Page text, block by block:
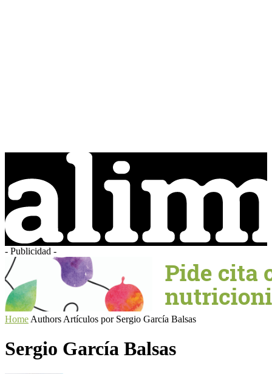
- Publicidad -
Home Authors Artículos por Sergio García Balsas
Sergio García Balsas